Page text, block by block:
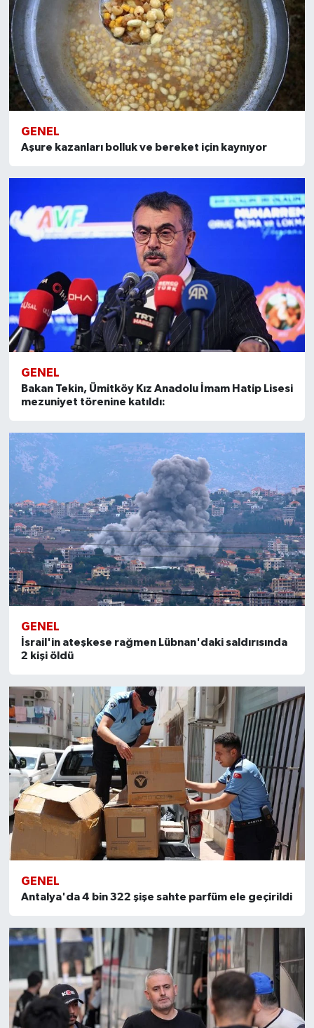
GENEL
Aşure kazanları bolluk ve bereket için kaynıyor
GENEL
Bakan Tekin, Ümitköy Kız Anadolu İmam Hatip Lisesi
mezuniyet törenine katıldı:
GENEL
İsrail'in ateşkese rağmen Lübnan'daki saldırısında
2 kişi öldü
GENEL
Antalya'da 4 bin 322 şişe sahte parfüm ele geçirildi